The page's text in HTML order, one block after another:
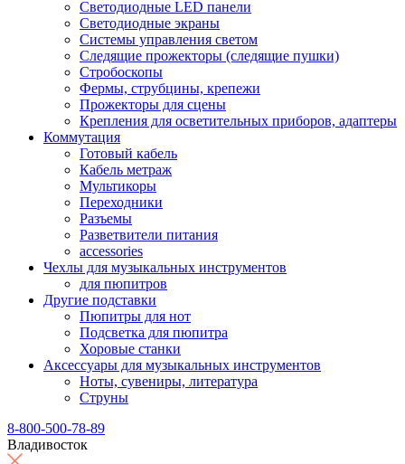
Светодиодные LED панели
Светодиодные экраны
Системы управления светом
Следящие прожекторы (следящие пушки)
Стробоскопы
Фермы, струбцины, крепежи
Прожекторы для сцены
Крепления для осветительных приборов, адаптеры
Коммутация
Готовый кабель
Кабель метраж
Мультикоры
Переходники
Разъемы
Разветвители питания
accessories
Чехлы для музыкальных инструментов
для пюпитров
Другие подставки
Пюпитры для нот
Подсветка для пюпитра
Хоровые станки
Аксессуары для музыкальных инструментов
Ноты, сувениры, литература
Струны
8-800-500-78-89
Владивосток